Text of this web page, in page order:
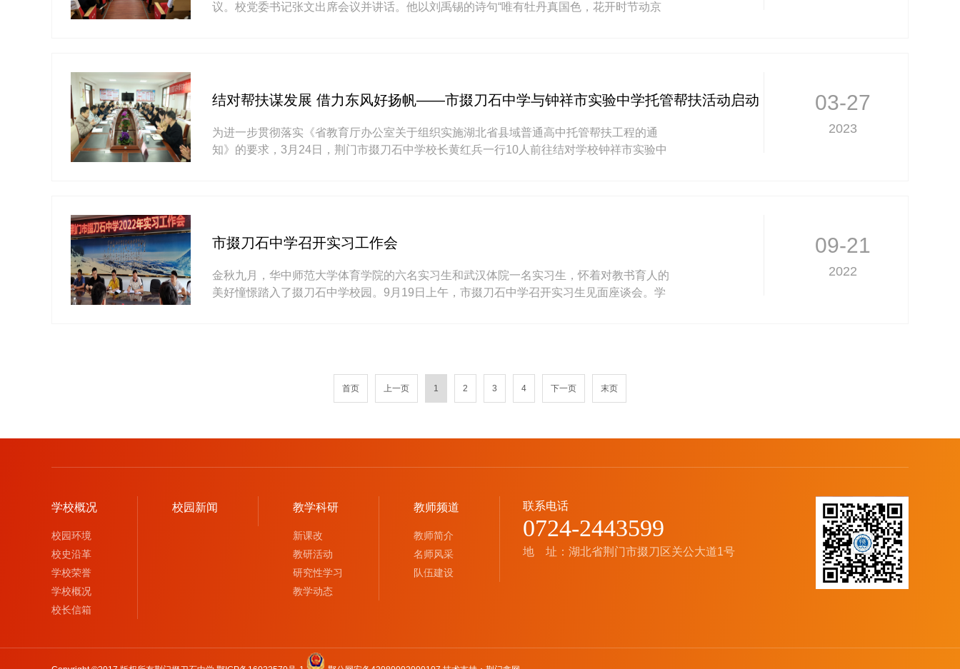
议。校党委书记张文出席会议并讲话。他以刘禹锡的诗句“唯有牡丹真国色，花开时节动京
03-27
2023
结对帮扶谋发展 借力东风好扬帆——市掇刀石中学与钟祥市实验中学托管帮扶活动启动
为进一步贯彻落实《省教育厅办公室关于组织实施湖北省县域普通高中托管帮扶工程的通
知》的要求，3月24日，荆门市掇刀石中学校长黄红兵一行10人前往结对学校钟祥市实验中
09-21
2022
市掇刀石中学召开实习工作会
金秋九月，华中师范大学体育学院的六名实习生和武汉体院一名实习生，怀着对教书育人的
美好憧憬踏入了掇刀石中学校园。9月19日上午，市掇刀石中学召开实习生见面座谈会。学
首页 上一页 1 2 3 4 下一页 末页
学校概况
校园环境
校史沿革
学校荣誉
学校概况
校长信箱
校园新闻 教学科研
新课改
教研活动
研究性学习
教学动态
教师频道
教师简介
名师风采
队伍建设
联系电话
0724-2443599
地 址：湖北省荆门市掇刀区关公大道1号